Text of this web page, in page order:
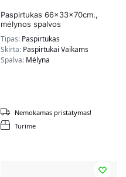
Paspirtukas 66x33x70cm.,
mėlynos spalvos
Tipas: Paspirtukas
Skirta: Paspirtukai Vaikams
Spalva: Mėlyna
Turime
Nemokamas pristatymas!